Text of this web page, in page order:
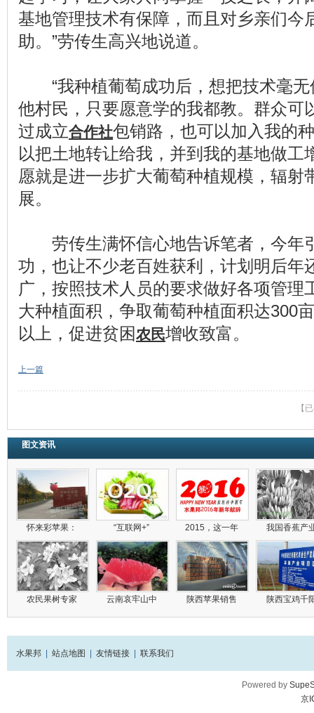
基地管理技术有保障，而且对乡亲们今
助。”劳传生高兴地说道。
“我种植葡萄成功后，想把技术毫无
他村民，只要愿意学的我都教。群众可
过成立合作社包销路，也可以加入我的
以把土地转让给我，并到我的基地做工
愿就是进一步扩大葡萄种植规模，辐射
展。
劳传生满怀信心地告诉笔者，今年
功，也让不少老百姓获利，计划明后年
广，按照技术人员的要求做好各项管理
大种植面积，争取葡萄种植面积达300
以上，促进贫困农民增收致富。
上一篇
【
图文资讯
怀来彩苹果： “互联网+” 2015，这一年 我国香蕉产
农民果树专家 云南哀牢山中 陕西苹果销售 陕西宝鸡千
水果邦 站点地图 友情链接 联系我们
Powered by
京